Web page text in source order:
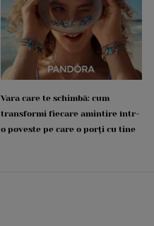
Vara care te schimbă: cum
transformi fiecare amintire într-
o poveste pe care o porți cu tine